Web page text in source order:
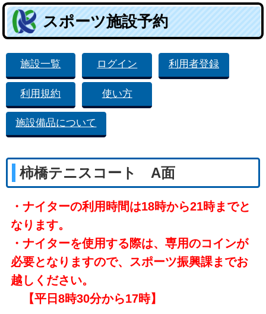
スポーツ施設予約
施設一覧 ログイン 利用者登録
利用規約 使い方
施設備品について
柿橋テニスコート A面
・ナイターの利用時間は18時から21時までと
なります。
・ナイターを使用する際は、専用のコインが
必要となりますので、スポーツ振興課までお
越しください。
【平日8時30分から17時】